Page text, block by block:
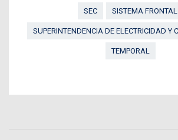
SEC SISTEMA FRONTAL
SUPERINTENDENCIA DE ELECTRICIDAD Y
TEMPORAL